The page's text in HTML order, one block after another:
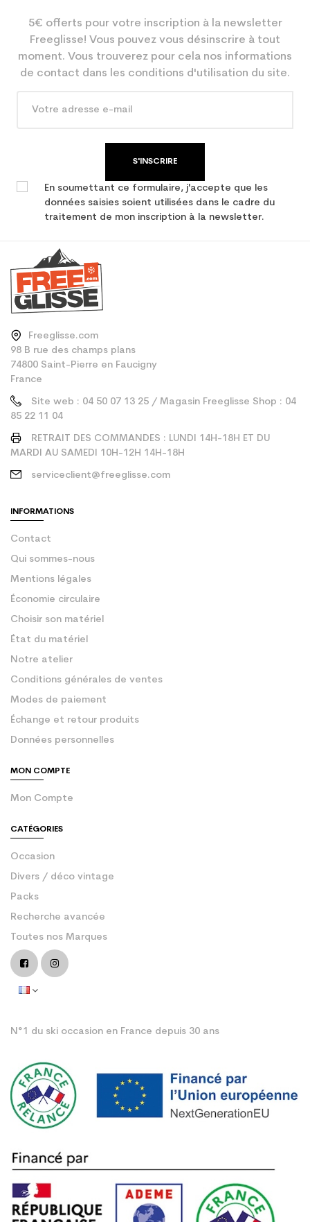
5€ offerts pour votre inscription à la newsletter
Freeglisse! Vous pouvez vous désinscrire à tout
moment. Vous trouverez pour cela nos informations
de contact dans les conditions d'utilisation du site.
S'INSCRIRE
En soumettant ce formulaire, j'accepte que les
données saisies soient utilisées dans le cadre du
traitement de mon inscription à la newsletter.
Freeglisse.com
98 B rue des champs plans
74800 Saint-Pierre en Faucigny
France
Site web : 04 50 07 13 25 / Magasin Freeglisse Shop : 04
85 22 11 04
RETRAIT DES COMMANDES : LUNDI 14H-18H ET DU
MARDI AU SAMEDI 10H-12H 14H-18H
serviceclient@freeglisse.com
INFORMATIONS
Contact
Qui sommes-nous
Mentions légales
Économie circulaire
Choisir son matériel
État du matériel
Notre atelier
Conditions générales de ventes
Modes de paiement
Échange et retour produits
Données personnelles
MON COMPTE
Mon Compte
CATÉGORIES
Occasion
Divers / déco vintage
Packs
Recherche avancée
Toutes nos Marques
N°1 du ski occasion en France depuis 30 ans